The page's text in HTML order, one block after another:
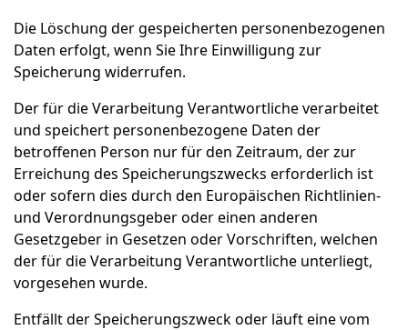
Die Löschung der gespeicherten personenbezogenen
Daten erfolgt, wenn Sie Ihre Einwilligung zur
Speicherung widerrufen.
Der für die Verarbeitung Verantwortliche verarbeitet
und speichert personenbezogene Daten der
betroffenen Person nur für den Zeitraum, der zur
Erreichung des Speicherungszwecks erforderlich ist
oder sofern dies durch den Europäischen Richtlinien-
und Verordnungsgeber oder einen anderen
Gesetzgeber in Gesetzen oder Vorschriften, welchen
der für die Verarbeitung Verantwortliche unterliegt,
vorgesehen wurde.
Entfällt der Speicherungszweck oder läuft eine vom